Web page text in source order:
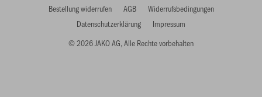
© 2026 JAKO AG, Alle Rechte vorbehalten
Bestellung widerrufen AGB
Widerrufsbedingungen
Datenschutzerklärung
Impressum